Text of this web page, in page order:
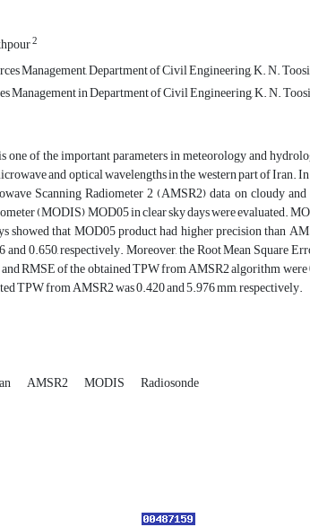
2
Management, Department of Civil Engineering, K. N.
Management in Department of Civil Engineering, K. N.
one of the important parameters in meteorology and
and optical wavelengths in the western part of
Scanning Radiometer 2 (AMSR2) data on cloudy
(MODIS) MOD05 in clear sky days were evaluated.
showed that MOD05 product had higher precision than
0.650, respectively. Moreover, the Root Mean Square
RMSE of the obtained TPW from AMSR2 algorithm
TPW from AMSR2 was 0.420 and 5.976 mm, respectively.
AMSR2 MODIS Radiosonde